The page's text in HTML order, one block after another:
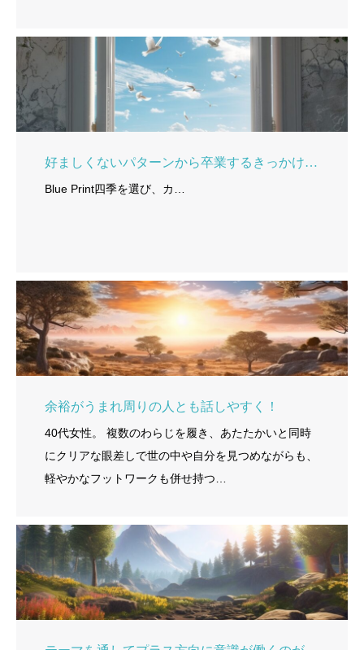
好ましくないパターンから卒業するきっかけに。
Blue Print四季を選び、カ…
余裕がうまれ周りの人とも話しやすく！
40代女性。 複数のわらじを履き、あたたかいと同時
にクリアな眼差しで世の中や自分を見つめながらも、
軽やかなフットワークも併せ持つ…